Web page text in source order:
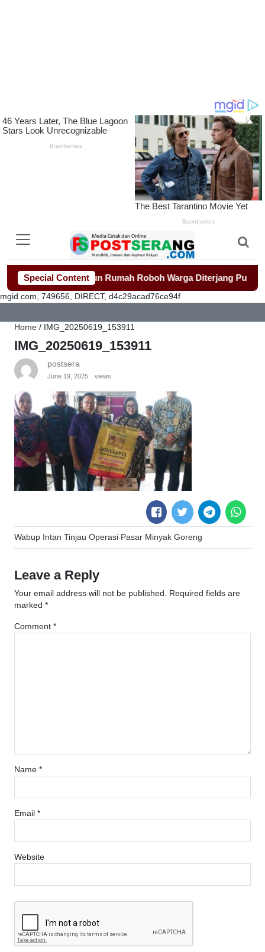
Special Content
Cepat Bangun Rumah Roboh Warga Diterjang Puting
mgid.com, 749656, DIRECT, d4c29acad76ce94f
Home / IMG_20250619_153911
IMG_20250619_153911
postsera
June 19, 2025 views
Post
navigation
Wabup Intan Tinjau Operasi Pasar Minyak Goreng
Leave a Reply
Your email address will not be published. Required fields are
marked *
Comment *
Name *
Email *
Website